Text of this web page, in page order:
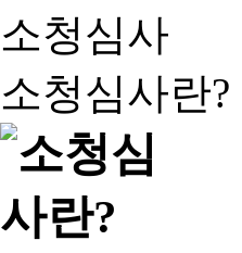
소청심사
소청심사란?